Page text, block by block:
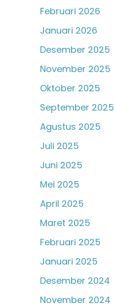
Februari 2026
Januari 2026
Desember 2025
November 2025
Oktober 2025
September 2025
Agustus 2025
Juli 2025
Juni 2025
Mei 2025
April 2025
Maret 2025
Februari 2025
Januari 2025
Desember 2024
November 2024